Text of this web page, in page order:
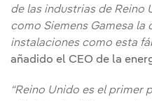
de las industrias de Reino
como Siemens Gamesa la
instalaciones como esta
añadido el CEO de la
“Reino Unido es el primer